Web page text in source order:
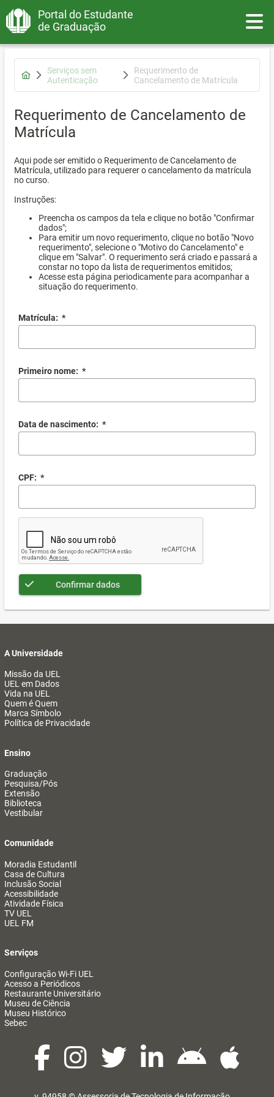
Portal do Estudante
de Graduação
Serviços sem
Autenticação
Requerimento de
Cancelamento de Matrícula
Requerimento de Cancelamento de
Matrícula
Aqui pode ser emitido o Requerimento de Cancelamento de
Matrícula, utilizado para requerer o cancelamento da matrícula
no curso.
Instruções:
Preencha os campos da tela e clique no botão "Confirmar
dados";
Para emitir um novo requerimento, clique no botão "Novo
requerimento", selecione o "Motivo do Cancelamento" e
clique em "Salvar". O requerimento será criado e passará a
constar no topo da lista de requerimentos emitidos;
Acesse esta página periodicamente para acompanhar a
situação do requerimento.
Matrícula: *
Primeiro nome: *
Data de nascimento: *
CPF: *
Confirmar dados
A Universidade
Missão da UEL
UEL em Dados
Vida na UEL
Quem é Quem
Marca Símbolo
Política de Privacidade
Ensino
Graduação
Pesquisa/Pós
Extensão
Biblioteca
Vestibular
Comunidade
Moradia Estudantil
Casa de Cultura
Inclusão Social
Acessibilidade
Atividade Física
TV UEL
UEL FM
Serviços
Configuração Wi-Fi UEL
Acesso a Periódicos
Restaurante Universitário
Museu de Ciência
Museu Histórico
Sebec